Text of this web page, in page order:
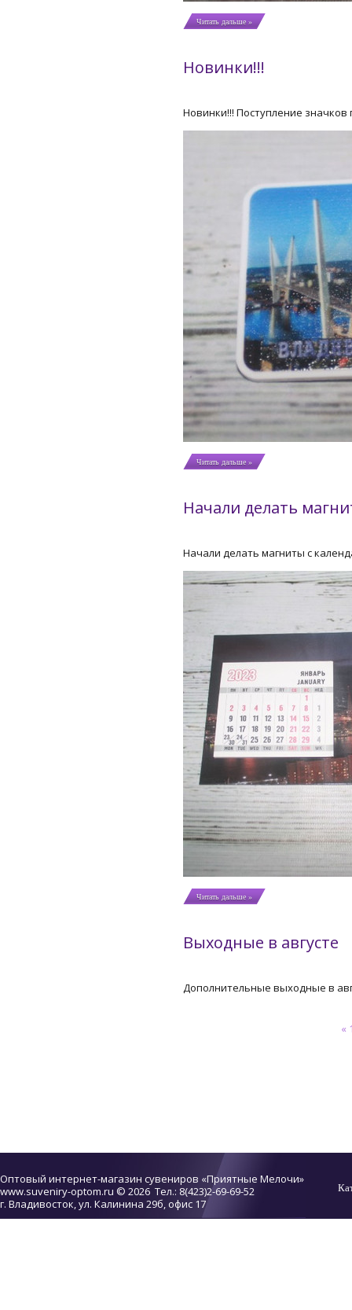
Читать дальше »
Новинки!!!
Новинки!!! Поступление значков
Читать дальше »
Начали делать
Начали делать магниты с
Читать дальше »
Выходные в августе
Дополнительные выходные в
«
Оптовый интернет-магазин сувениров «Приятные Мелочи»
www.suveniry-optom.ru © 2026 Тел.: 8(423)2-69-69-52
г. Владивосток, ул. Калинина 29б, офис 17